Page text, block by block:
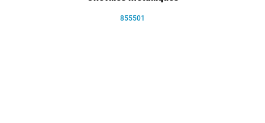
855501